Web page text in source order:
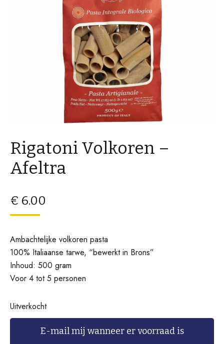
Rigatoni Volkoren –
Afeltra
€ 6.00
Ambachtelijke volkoren pasta
100% Italiaanse tarwe, “bewerkt in Brons”
Inhoud: 500 gram
Voor 4 tot 5 personen
Uitverkocht
E-mail mij wanneer er voorraad is